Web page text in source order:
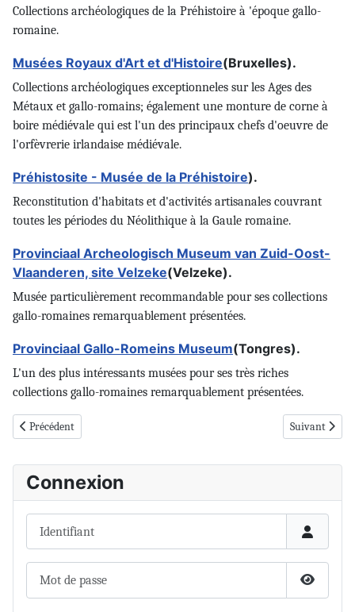
Collections archéologiques de la Préhistoire à 'époque gallo-
romaine.
Musées Royaux d'Art et d'Histoire(Bruxelles).
Collections archéologiques exceptionneles sur les Ages des
Métaux et gallo-romains; également une monture de corne à
boire médiévale qui est l'un des principaux chefs d'oeuvre de
l'orfèvrerie irlandaise médiévale.
Préhistosite - Musée de la Préhistoire).
Reconstitution d'habitats et d'activités artisanales couvrant
toutes les périodes du Néolithique à la Gaule romaine.
Provinciaal Archeologisch Museum van Zuid-Oost-
Vlaanderen, site Velzeke(Velzeke).
Musée particulièrement recommandable pour ses collections
gallo-romaines remarquablement présentées.
Provinciaal Gallo-Romeins Museum(Tongres).
L'un des plus intéressants musées pour ses très riches
collections gallo-romaines remarquablement présentées.
Article précédent : Forums
Précédent Article
Suivant
Connexion
Afficher